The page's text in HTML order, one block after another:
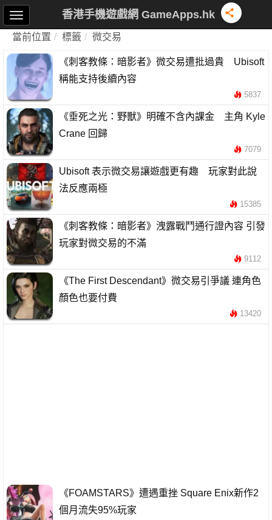
香港手機遊戲網 GameApps.hk
當前位置 標籤 微交易
《刺客教條：暗影者》微交易遭批過貴 Ubisoft
稱能支持後續內容
5837
《垂死之光：野獸》明確不含內課金 主角 Kyle
Crane 回歸
7079
Ubisoft 表示微交易讓遊戲更有趣 玩家對此說
法反應兩極
15385
《刺客教條：暗影者》洩露戰鬥通行證內容 引發
玩家對微交易的不滿
9112
《The First Descendant》微交易引爭議 連角色
顏色也要付費
13420
《FOAMSTARS》遭遇重挫 Square Enix新作2
個月流失95%玩家